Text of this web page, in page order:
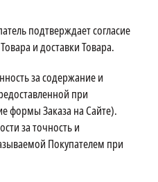
подтверждает согласие
и доставки Товара.
за содержание и
при
формы Заказа на Сайте).
за точность и
Покупателем при